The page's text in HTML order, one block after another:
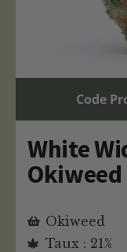
Code
White
Okiweed
Okiweed
Taux : 21%